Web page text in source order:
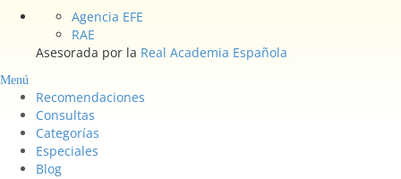
Agencia EFE
RAE
Asesorada por la Real Academia Española
Menú
Recomendaciones
Consultas
Categorías
Especiales
Blog